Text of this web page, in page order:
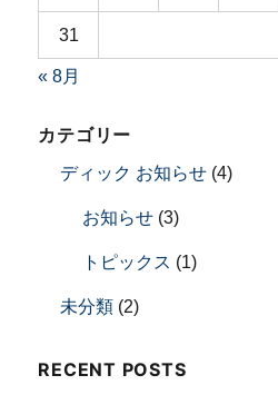
31
« 8月
カテゴリー
ディック お知らせ (4)
お知らせ (3)
トピックス (1)
未分類 (2)
RECENT POSTS